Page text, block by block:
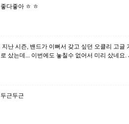
좋다좋아 ㅎ ㅎ
지난 시즌, 밴드가 이뻐서 갖고 싶던 오클리 고
로 샀는데... 이번에도 놓칠수 없어서 미리 샀네
두근두근